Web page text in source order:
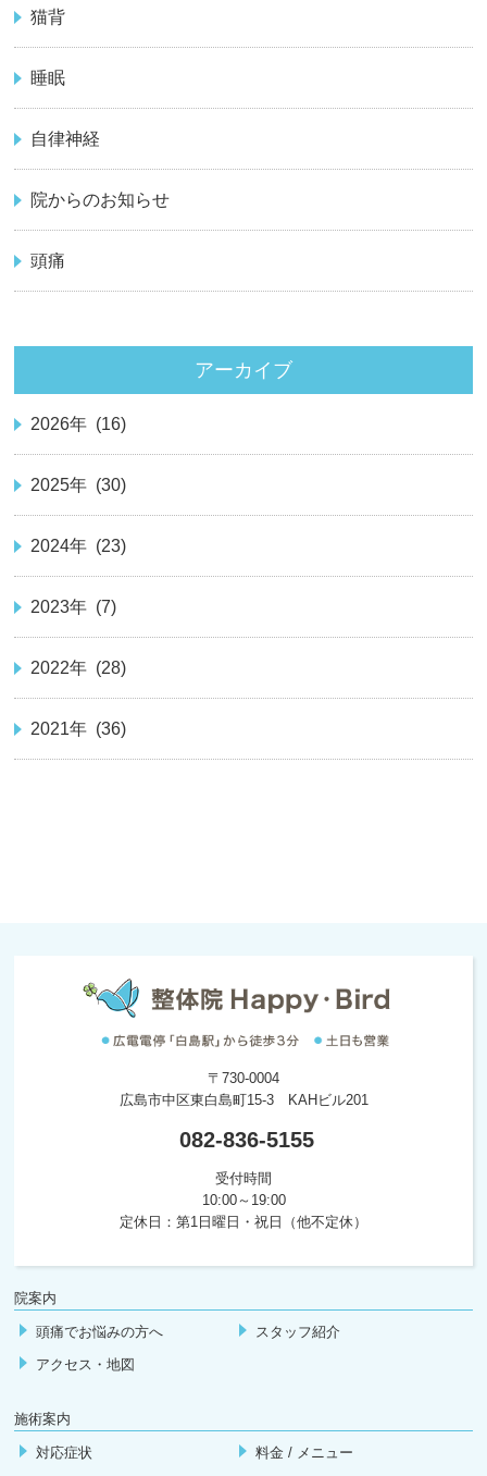
猫背
睡眠
自律神経
院からのお知らせ
頭痛
アーカイブ
2026年 (16)
2025年 (30)
2024年 (23)
2023年 (7)
2022年 (28)
2021年 (36)
〒730-0004
広島市中区東白島町15-3 KAHビル201
082-836-5155
受付時間
10:00～19:00
定休日：第1日曜日・祝日（他不定休）
院案内
頭痛でお悩みの方へ
スタッフ紹介
アクセス・地図
施術案内
対応症状 料金 / メニュー